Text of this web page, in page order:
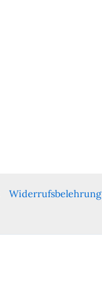
Widerrufsbelehrung